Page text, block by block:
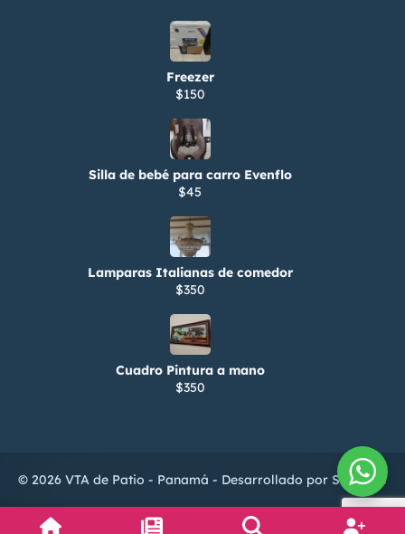
Freezer
$150
Silla de bebé para carro Evenflo
$45
Lamparas Italianas de comedor
$350
Cuadro Pintura a mano
$350
© 2026 VTA de Patio - Panamá - Desarrollado por ServiTIC